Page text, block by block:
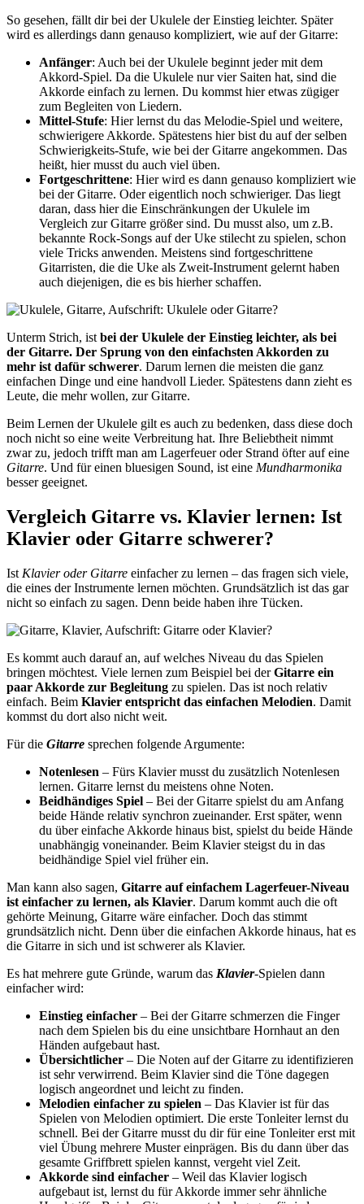
So gesehen, fällt dir bei der Ukulele der Einstieg leichter. Später
wird es allerdings dann genauso kompliziert, wie auf der Gitarre:
Anfänger: Auch bei der Ukulele beginnt jeder mit dem
Akkord-Spiel. Da die Ukulele nur vier Saiten hat, sind die
Akkorde einfach zu lernen. Du kommst hier etwas zügiger
zum Begleiten von Liedern.
Mittel-Stufe: Hier lernst du das Melodie-Spiel und weitere,
schwierigere Akkorde. Spätestens hier bist du auf der selben
Schwierigkeits-Stufe, wie bei der Gitarre angekommen. Das
heißt, hier musst du auch viel üben.
Fortgeschrittene: Hier wird es dann genauso kompliziert wie
bei der Gitarre. Oder eigentlich noch schwieriger. Das liegt
daran, dass hier die Einschränkungen der Ukulele im
Vergleich zur Gitarre größer sind. Du musst also, um z.B.
bekannte Rock-Songs auf der Uke stilecht zu spielen, schon
viele Tricks anwenden. Meistens sind fortgeschrittene
Gitarristen, die die Uke als Zweit-Instrument gelernt haben
auch diejenigen, die es bis hierher schaffen.
Unterm Strich, ist bei der Ukulele der Einstieg leichter, als bei
der Gitarre. Der Sprung von den einfachsten Akkorden zu
mehr ist dafür schwerer. Darum lernen die meisten die ganz
einfachen Dinge und eine handvoll Lieder. Spätestens dann zieht es
Leute, die mehr wollen, zur Gitarre.
Beim Lernen der Ukulele gilt es auch zu bedenken, dass diese doch
noch nicht so eine weite Verbreitung hat. Ihre Beliebtheit nimmt
zwar zu, jedoch trifft man am Lagerfeuer oder Strand öfter auf eine
Gitarre. Und für einen bluesigen Sound, ist eine Mundharmonika
besser geeignet.
Vergleich Gitarre vs. Klavier lernen: Ist
Klavier oder Gitarre schwerer?
Ist Klavier oder Gitarre einfacher zu lernen – das fragen sich viele,
die eines der Instrumente lernen möchten. Grundsätzlich ist das gar
nicht so einfach zu sagen. Denn beide haben ihre Tücken.
Es kommt auch darauf an, auf welches Niveau du das Spielen
bringen möchtest. Viele lernen zum Beispiel bei derGitarre ein
paar Akkorde zur Begleitung zu spielen. Das ist noch relativ
einfach. Beim Klavier entspricht das einfachen Melodien. Damit
kommst du dort also nicht weit.
Für die Gitarre sprechen folgende Argumente:
Notenlesen – Fürs Klavier musst du zusätzlich Notenlesen
lernen. Gitarre lernst du meistens ohne Noten.
Beidhändiges Spiel – Bei der Gitarre spielst du am Anfang
beide Hände relativ synchron zueinander. Erst später, wenn
du über einfache Akkorde hinaus bist, spielst du beide Hände
unabhängig voneinander. Beim Klavier steigst du in das
beidhändige Spiel viel früher ein.
Man kann also sagen, Gitarre auf einfachem Lagerfeuer-Niveau
ist einfacher zu lernen, als Klavier. Darum kommt auch die oft
gehörte Meinung, Gitarre wäre einfacher. Doch das stimmt
grundsätzlich nicht. Denn über die einfachen Akkorde hinaus, hat es
die Gitarre in sich und ist schwerer als Klavier.
Es hat mehrere gute Gründe, warum das Klavier-Spielen dann
einfacher wird:
Einstieg einfacher – Bei der Gitarre schmerzen die Finger
nach dem Spielen bis du eine unsichtbare Hornhaut an den
Händen aufgebaut hast.
Übersichtlicher – Die Noten auf der Gitarre zu identifizieren
ist sehr verwirrend. Beim Klavier sind die Töne dagegen
logisch angeordnet und leicht zu finden.
Melodien einfacher zu spielen – Das Klavier ist für das
Spielen von Melodien optimiert. Die erste Tonleiter lernst du
schnell. Bei der Gitarre musst du dir für eine Tonleiter erst mit
viel Übung mehrere Muster einprägen. Bis du dann über das
gesamte Griffbrett spielen kannst, vergeht viel Zeit.
Akkorde sind einfacher – Weil das Klavier logisch
aufgebaut ist, lernst du für Akkorde immer sehr ähnliche